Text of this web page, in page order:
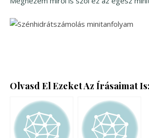
Olvasd El Ezeket Az Írásaimat Is: